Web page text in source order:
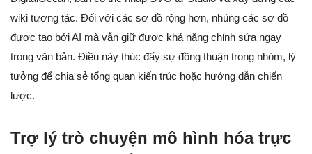
wiki tương tác. Đối với các sơ đồ rộng hơn, nhúng các sơ đồ
được tạo bởi AI mà vẫn giữ được khả năng chỉnh sửa ngay
trong văn bản. Điều này thúc đẩy sự đồng thuận trong nhóm, lý
tưởng để chia sẻ tổng quan kiến trúc hoặc hướng dẫn chiến
lược.
Trợ lý trò chuyện mô hình hóa trực